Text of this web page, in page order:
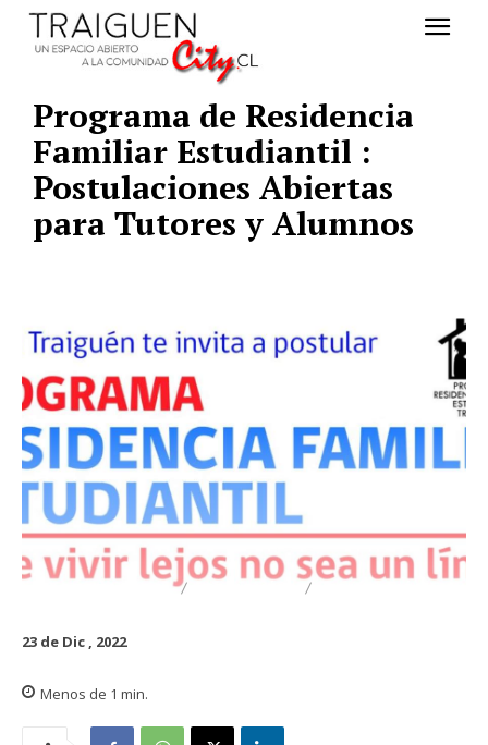
Programa de Residencia
Familiar Estudiantil :
Postulaciones Abiertas
para Tutores y Alumnos
23 de Dic , 2022
Menos de 1 min.